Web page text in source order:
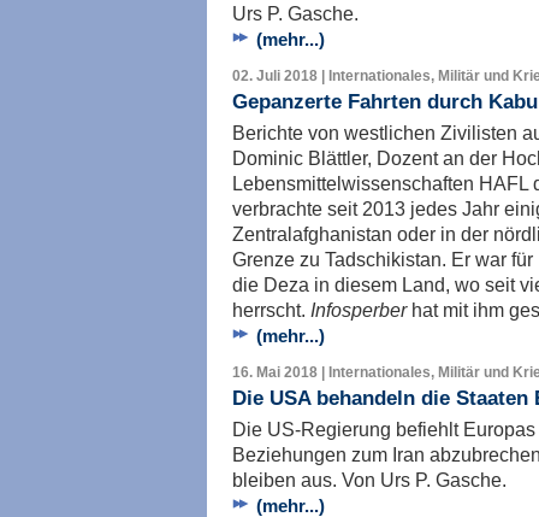
Urs P. Gasche.
(mehr...)
02. Juli 2018 | Internationales, Militär und
Gepanzerte Fahrten durch
Berichte von westlichen Zivilisten
Dominic Blättler, Dozent an der
Lebensmittelwissenschaften HAFL
verbrachte seit 2013 jedes Jahr
Zentralafghanistan oder in der
Grenze zu Tadschikistan. Er war
die Deza in diesem Land, wo seit
herrscht. Infosperberhat mit ihm
(mehr...)
16. Mai 2018 | Internationales, Militär und
Die USA behandeln die
Die US-Regierung befiehlt
Beziehungen zum Iran
bleiben aus. Von Urs P. Gasche.
(mehr...)